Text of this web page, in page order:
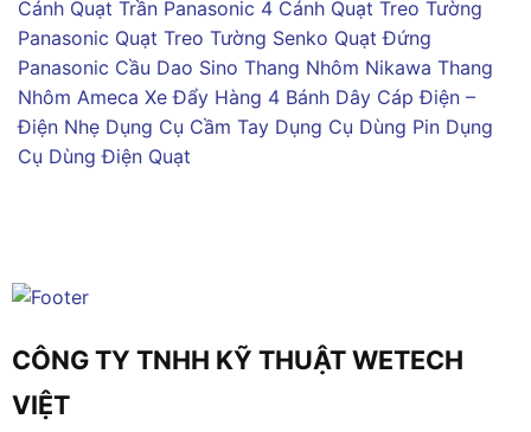
Cánh Quạt Trần Panasonic 4 Cánh Quạt Treo Tường
Panasonic Quạt Treo Tường Senko Quạt Đứng
Panasonic Cầu Dao Sino Thang Nhôm Nikawa Thang
Nhôm Ameca Xe Đẩy Hàng 4 Bánh Dây Cáp Điện –
Điện Nhẹ Dụng Cụ Cầm Tay Dụng Cụ Dùng Pin Dụng
Cụ Dùng Điện Quạt
CÔNG TY TNHH KỸ THUẬT WETECH
VIỆT